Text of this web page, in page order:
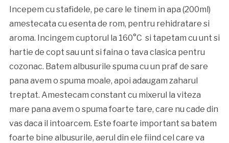
Incepem cu stafidele, pe care le tinem in apa (200ml)
amestecata cu esenta de rom, pentru rehidratare si
aroma. Incingem cuptorul la 160°C si tapetam cu unt si
hartie de copt sau unt si faina o tava clasica pentru
cozonac. Batem albusurile spuma cu un praf de sare
pana avem o spuma moale, apoi adaugam zaharul
treptat. Amestecam constant cu mixerul la viteza
mare pana avem o spuma foarte tare, care nu cade din
vas daca il intoarcem. Este foarte important sa batem
foarte bine albusurile, aerul din ele fiind cel care va